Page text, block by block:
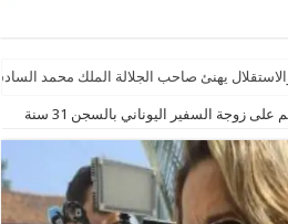
يهنئ صاحب الجلالة الملك محمد
على زوجة السفير اليوناني بالسجن 31 سنة